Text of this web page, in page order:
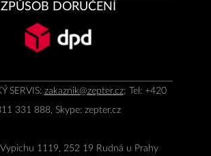
ZPŮSOB DORUČENÍ
SERVIS: zakaznik@zepter.cz; Tel: +420
331 888, Skype: zepter.cz
1119, 252 19 Rudná u Prahy